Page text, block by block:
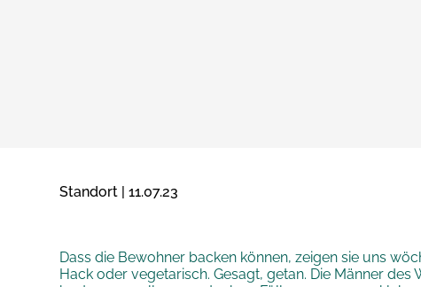
Standort | 11.07.23
Dass die Bewohner backen können, zeigen sie uns
Hack oder vegetarisch. Gesagt, getan. Die Männer